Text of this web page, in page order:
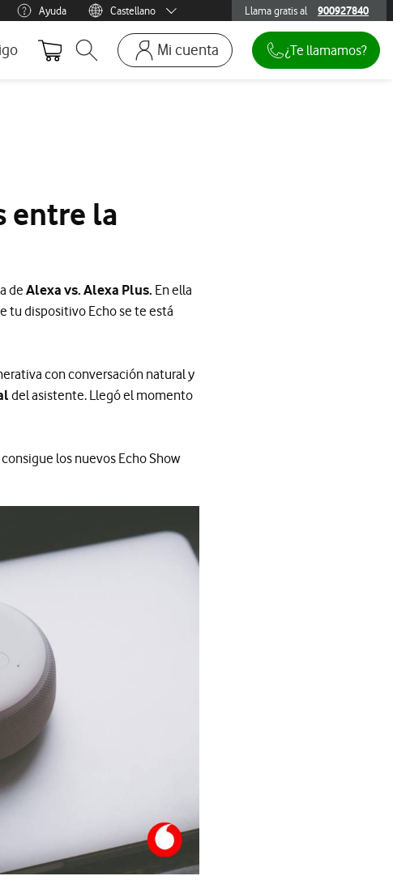
Ayuda
Menu idioma
Castellano
Llama gratis al
900927840 900927840
Abrir buscador. Abre en ventana modal
Mi cuenta
Ir a la pagina acceso clientes. Abre en
¿Te llamamos?
entre la
de Alexa vs. Alexa Plus. En ella
tu dispositivo Echo se te está
con conversación natural y
del asistente. Llegó el momento
los nuevos Echo Show